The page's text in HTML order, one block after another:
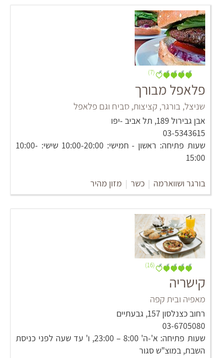
(7)
פלאפל מבורך
שניצל, בורגר, קציצות, סביח וגם פלאפל
אבן גבירול 189, תל אביב -יפו
03-5343615
שעות פתיחה: ראשון - חמישי: 10:00-20:00 שישי: 10:00-
15:00
בורגר ושווארמה | כשר | מזון מהיר
(16)
קישריה
מאפיה ובית קפה
רחוב כצנלסון 157, גבעתיים
03-6705080
שעות פתיחה: א'-ה' 8:00 – 23:00, ו' עד שעה לפני כניסת
השבת, במוצ"ש סגור